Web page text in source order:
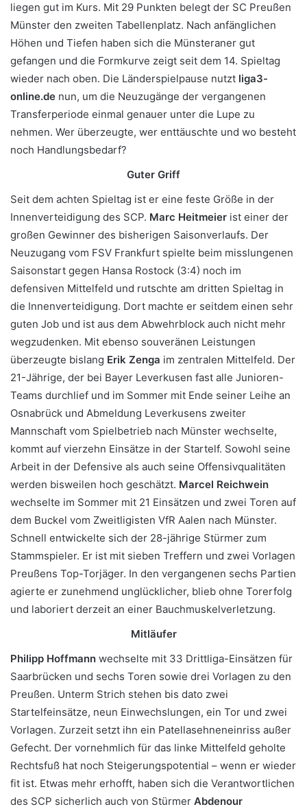
liegen gut im Kurs. Mit 29 Punkten belegt der SC Preußen
Münster den zweiten Tabellenplatz. Nach anfänglichen
Höhen und Tiefen haben sich die Münsteraner gut
gefangen und die Formkurve zeigt seit dem 14. Spieltag
wieder nach oben. Die Länderspielpause nutzt liga3-
online.de nun, um die Neuzugänge der vergangenen
Transferperiode einmal genauer unter die Lupe zu
nehmen. Wer überzeugte, wer enttäuschte und wo besteht
noch Handlungsbedarf?
Guter Griff
Seit dem achten Spieltag ist er eine feste Größe in der
Innenverteidigung des SCP. Marc Heitmeier ist einer der
großen Gewinner des bisherigen Saisonverlaufs. Der
Neuzugang vom FSV Frankfurt spielte beim misslungenen
Saisonstart gegen Hansa Rostock (3:4) noch im
defensiven Mittelfeld und rutschte am dritten Spieltag in
die Innenverteidigung. Dort machte er seitdem einen sehr
guten Job und ist aus dem Abwehrblock auch nicht mehr
wegzudenken. Mit ebenso souveränen Leistungen
überzeugte bislang Erik Zenga im zentralen Mittelfeld. Der
21-Jährige, der bei Bayer Leverkusen fast alle Junioren-
Teams durchlief und im Sommer mit Ende seiner Leihe an
Osnabrück und Abmeldung Leverkusens zweiter
Mannschaft vom Spielbetrieb nach Münster wechselte,
kommt auf vierzehn Einsätze in der Startelf. Sowohl seine
Arbeit in der Defensive als auch seine Offensivqualitäten
werden bisweilen hoch geschätzt. Marcel Reichwein
wechselte im Sommer mit 21 Einsätzen und zwei Toren auf
dem Buckel vom Zweitligisten VfR Aalen nach Münster.
Schnell entwickelte sich der 28-jährige Stürmer zum
Stammspieler. Er ist mit sieben Treffern und zwei Vorlagen
Preußens Top-Torjäger. In den vergangenen sechs Partien
agierte er zunehmend unglücklicher, blieb ohne Torerfolg
und laboriert derzeit an einer Bauchmuskelverletzung.
Mitläufer
Philipp Hoffmann wechselte mit 33 Drittliga-Einsätzen für
Saarbrücken und sechs Toren sowie drei Vorlagen zu den
Preußen. Unterm Strich stehen bis dato zwei
Startelfeinsätze, neun Einwechslungen, ein Tor und zwei
Vorlagen. Zurzeit setzt ihn ein Patellasehneneinriss außer
Gefecht. Der vornehmlich für das linke Mittelfeld geholte
Rechtsfuß hat noch Steigerungspotential – wenn er wieder
fit ist. Etwas mehr erhofft, haben sich die Verantwortlichen
des SCP sicherlich auch von Stürmer Abdenour